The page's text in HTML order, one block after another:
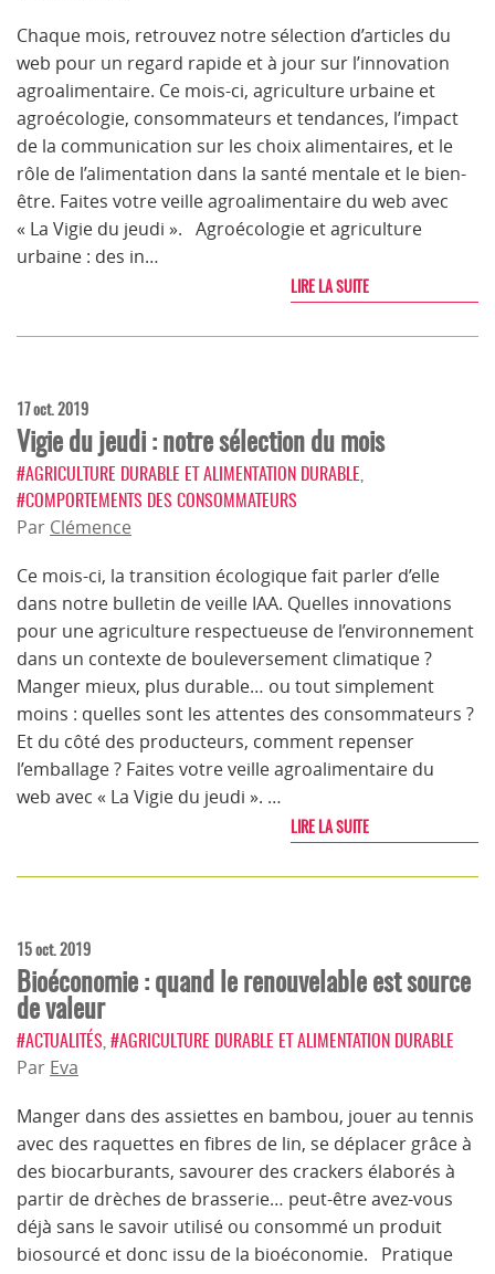
Chaque mois, retrouvez notre sélection d’articles du
web pour un regard rapide et à jour sur l’innovation
agroalimentaire. Ce mois-ci, agriculture urbaine et
agroécologie, consommateurs et tendances, l’impact
de la communication sur les choix alimentaires, et le
rôle de l’alimentation dans la santé mentale et le bien-
être. Faites votre veille agroalimentaire du web avec
« La Vigie du jeudi ». Agroécologie et agriculture
urbaine : des in…
LIRE LA SUITE
17 oct. 2019
Vigie du jeudi : notre sélection du mois
#AGRICULTURE DURABLE ET ALIMENTATION DURABLE
#COMPORTEMENTS DES CONSOMMATEURS
Par Clémence
Ce mois-ci, la transition écologique fait parler d’elle
dans notre bulletin de veille IAA. Quelles innovations
pour une agriculture respectueuse de l’environnement
dans un contexte de bouleversement climatique ?
Manger mieux, plus durable… ou tout simplement
moins : quelles sont les attentes des consommateurs ?
Et du côté des producteurs, comment repenser
l’emballage ? Faites votre veille agroalimentaire du
web avec « La Vigie du jeudi ». …
LIRE LA SUITE
15 oct. 2019
Bioéconomie : quand le renouvelable est source
de valeur
#ACTUALITÉS #AGRICULTURE DURABLE ET ALIMENTATION DURABLE
Par Eva
Manger dans des assiettes en bambou, jouer au tennis
avec des raquettes en fibres de lin, se déplacer grâce à
des biocarburants, savourer des crackers élaborés à
partir de drèches de brasserie… peut-être avez-vous
déjà sans le savoir utilisé ou consommé un produit
biosourcé et donc issu de la bioéconomie. Pratique